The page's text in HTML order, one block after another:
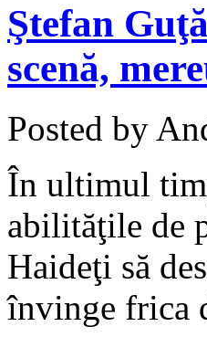
Ştefan
scenă,
Posted by
În ultimul
abilităţile de
Haideţi să
învinge frica